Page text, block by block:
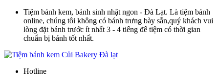
Tiệm bánh kem, bánh sinh nhật ngon - Đà Lạt. Là tiệm bánh
online, chúng tôi không có bánh trưng bày sẵn,quý khách vui
lòng đặt bánh trước ít nhất 3 - 4 tiếng để tiệm có thời gian
chuẩn bị bánh tốt nhất.
Hotline